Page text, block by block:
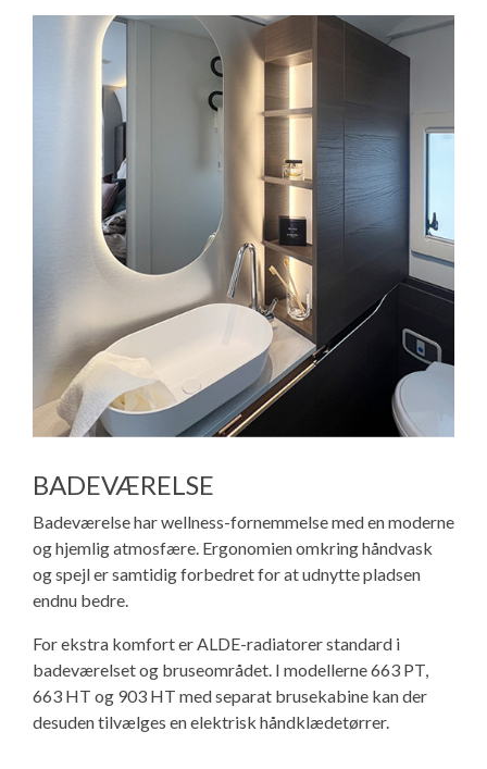
BADEVÆRELSE
Badeværelse har wellness-fornemmelse med en moderne
og hjemlig atmosfære. Ergonomien omkring håndvask
og spejl er samtidig forbedret for at udnytte pladsen
endnu bedre.
For ekstra komfort er ALDE-radiatorer standard i
badeværelset og bruseområdet. I modellerne 663 PT,
663 HT og 903 HT med separat brusekabine kan der
desuden tilvælges en elektrisk håndklædetørrer.